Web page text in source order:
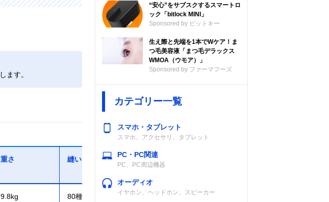
ます。
重さ 縫い目模様 押えの種類
9.8kg
80種（ダイレク
基本・ファスナ
あり
“安心”をサブスクするスマートロ
ック「bitlock MINI」
Sponsored by ビットキー
生え際と先端を1本でWケア！ま
つ毛美容液「まつ毛デラックス
WMOA（ウモア）」
Sponsored by ファーマフーズ
カテゴリー一覧
スマホ・タブレット
スマホ、アクセサリ、タブレット
PC・PC関連
PC、PC周辺機器
オーディオ
イヤホン、ヘッドホン、スピーカー